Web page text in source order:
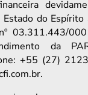
do
03.311.443/
da
+55 (27)